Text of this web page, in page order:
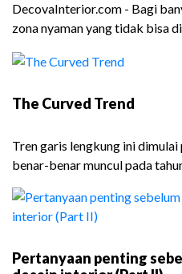
DecovaInterior.com - Bagi
zona nyaman yang tidak bisa
The Curved Trend
Tren garis lengkung ini dimulai
benar-benar muncul pada
Pertanyaan penting